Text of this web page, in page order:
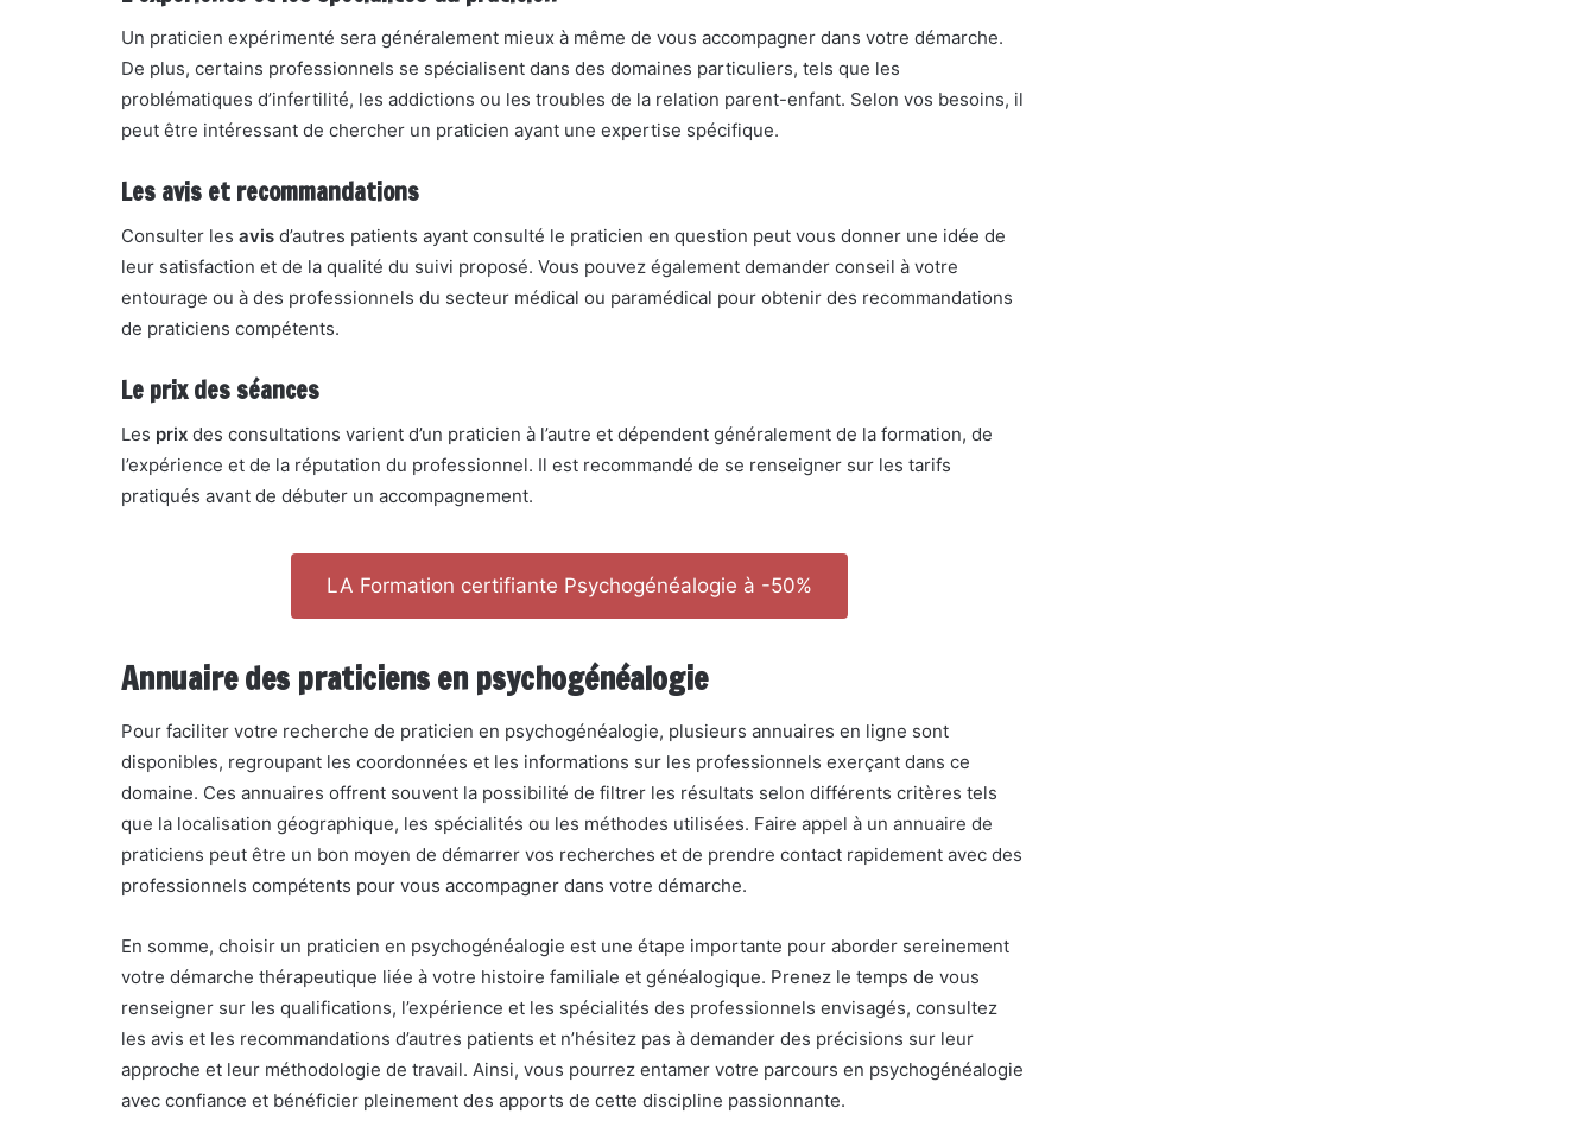
Un praticien expérimenté sera généralement mieux à même de vous accompagner dans votre démarche.
De plus, certains professionnels se spécialisent dans des domaines particuliers, tels que les
problématiques d’infertilité, les addictions ou les troubles de la relation parent-enfant. Selon vos besoins, il
peut être intéressant de chercher un praticien ayant une expertise spécifique.
Les avis et recommandations
Consulter les avis d’autres patients ayant consulté le praticien en question peut vous donner une idée de
leur satisfaction et de la qualité du suivi proposé. Vous pouvez également demander conseil à votre
entourage ou à des professionnels du secteur médical ou paramédical pour obtenir des recommandations
de praticiens compétents.
Le prix des séances
Les prix des consultations varient d’un praticien à l’autre et dépendent généralement de la formation, de
l’expérience et de la réputation du professionnel. Il est recommandé de se renseigner sur les tarifs
pratiqués avant de débuter un accompagnement.
LA Formation certifiante Psychogénéalogie à -50%
Annuaire des praticiens en psychogénéalogie
Pour faciliter votre recherche de praticien en psychogénéalogie, plusieurs annuaires en ligne sont
disponibles, regroupant les coordonnées et les informations sur les professionnels exerçant dans ce
domaine. Ces annuaires offrent souvent la possibilité de filtrer les résultats selon différents critères tels
que la localisation géographique, les spécialités ou les méthodes utilisées. Faire appel à un annuaire de
praticiens peut être un bon moyen de démarrer vos recherches et de prendre contact rapidement avec des
professionnels compétents pour vous accompagner dans votre démarche.
En somme, choisir un praticien en psychogénéalogie est une étape importante pour aborder sereinement
votre démarche thérapeutique liée à votre histoire familiale et généalogique. Prenez le temps de vous
renseigner sur les qualifications, l’expérience et les spécialités des professionnels envisagés, consultez
les avis et les recommandations d’autres patients et n’hésitez pas à demander des précisions sur leur
approche et leur méthodologie de travail. Ainsi, vous pourrez entamer votre parcours en psychogénéalogie
avec confiance et bénéficier pleinement des apports de cette discipline passionnante.